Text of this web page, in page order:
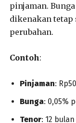
pinjaman.
dikenakan tetap
perubahan.
Contoh:
Pinjaman:
Bunga: 0,05%
Tenor: 12 bulan